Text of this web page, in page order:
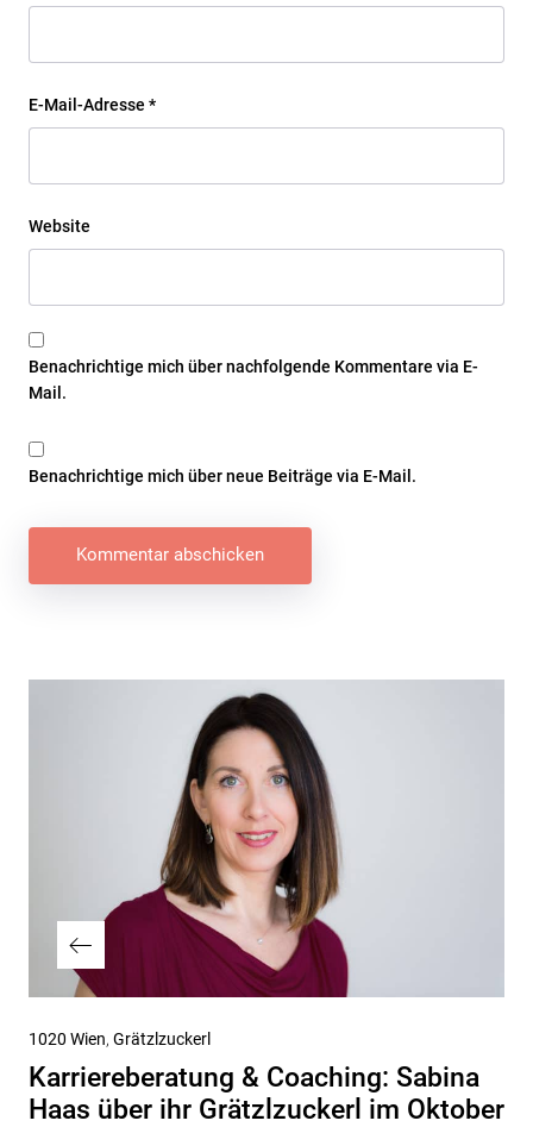
E-Mail-Adresse *
Website
Benachrichtige mich über nachfolgende Kommentare via E-
Mail.
Benachrichtige mich über neue Beiträge via E-Mail.
Vorheriger
Beitrag
1020 Wien Grätzlzuckerl
Karriereberatung & Coaching: Sabina
Haas über ihr Grätzlzuckerl im Oktober